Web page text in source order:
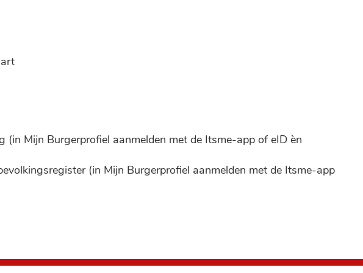
(in Mijn Burgerprofiel aanmelden met de Itsme-app of eID èn
(in Mijn Burgerprofiel aanmelden met de Itsme-app